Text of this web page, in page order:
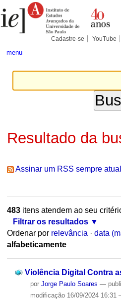
para
conteúdo.
Pessoais
Cadastre-se YouTube
menu
Resultado da
Assinar um RSS sempre
483itens atendem ao seu
Filtrar os resultados
Ordenar por relevância · data
alfabeticamente
Violência Digital Contra
por Jorge Paulo Soares —
modificação16/09/2024 16:31